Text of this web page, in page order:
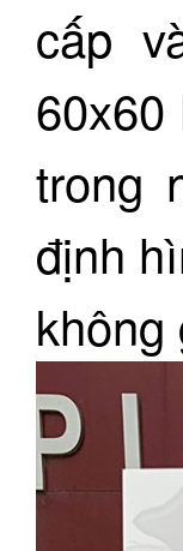
cấp
trong
định
không